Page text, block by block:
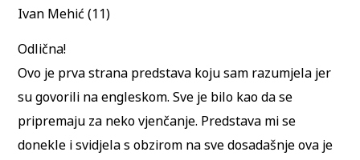
Ivan Mehić (11)
Odlična!
Ovo je prva strana predstava koju sam razumjela jer
su govorili na engleskom. Sve je bilo kao da se
pripremaju za neko vjenčanje. Predstava mi se
donekle i svidjela s obzirom na sve dosadašnje ova je